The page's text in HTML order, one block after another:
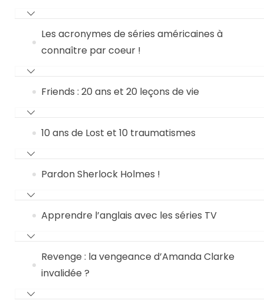
Les acronymes de séries américaines à
connaître par coeur !
Friends : 20 ans et 20 leçons de vie
10 ans de Lost et 10 traumatismes
Pardon Sherlock Holmes !
Apprendre l’anglais avec les séries TV
Revenge : la vengeance d’Amanda Clarke
invalidée ?